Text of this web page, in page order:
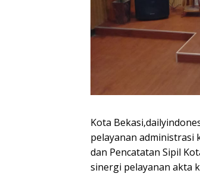
Kota
pelayanan administrasi
dan Pencatatan Sipil
sinergi pelayanan akta